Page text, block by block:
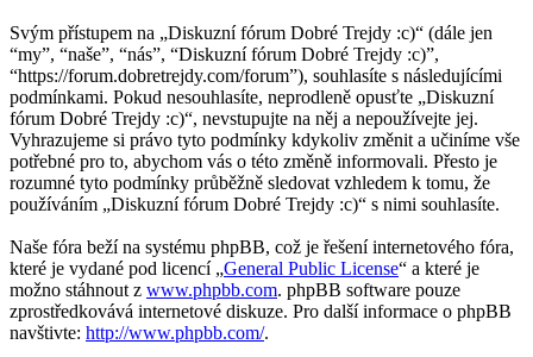
Svým přístupem na „Diskuzní fórum Dobré Trejdy :c)“ (dále jen
“my”, “naše”, “nás”, “Diskuzní fórum Dobré Trejdy :c)”,
“https://forum.dobretrejdy.com/forum”), souhlasíte s následujícími
podmínkami. Pokud nesouhlasíte, neprodleně opusťte „Diskuzní
fórum Dobré Trejdy :c)“, nevstupujte na něj a nepoužívejte jej.
Vyhrazujeme si právo tyto podmínky kdykoliv změnit a učiníme vše
potřebné pro to, abychom vás o této změně informovali. Přesto je
rozumné tyto podmínky průběžně sledovat vzhledem k tomu, že
používáním „Diskuzní fórum Dobré Trejdy :c)“ s nimi souhlasíte.
Naše fóra beží na systému phpBB, což je řešení internetového fóra,
které je vydané pod licencí „General Public License“ a které je
možno stáhnout z www.phpbb.com. phpBB software pouze
zprostředkovává internetové diskuze. Pro další informace o phpBB
navštivte: http://www.phpbb.com/.